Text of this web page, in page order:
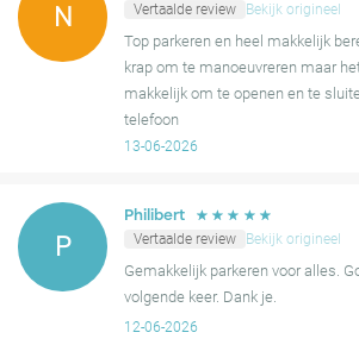
N
Vertaalde review
Bekijk origineel
Top parkeren en heel makkelijk
krap om te manoeuvreren maar
makkelijk om te openen en te
telefoon
13-06-2026
P
Philibert ☆ ☆ ☆ ☆ ☆
Vertaalde review
Bekijk origineel
Gemakkelijk parkeren voor alles.
volgende keer. Dank je.
12-06-2026